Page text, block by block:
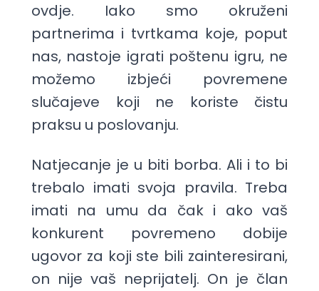
ovdje. Iako smo okruženi
partnerima i tvrtkama koje, poput
nas, nastoje igrati poštenu igru, ne
možemo izbjeći povremene
slučajeve koji ne koriste čistu
praksu u poslovanju.
Natjecanje je u biti borba. Ali i to bi
trebalo imati svoja pravila. Treba
imati na umu da čak i ako vaš
konkurent povremeno dobije
ugovor za koji ste bili zainteresirani,
on nije vaš neprijatelj. On je član